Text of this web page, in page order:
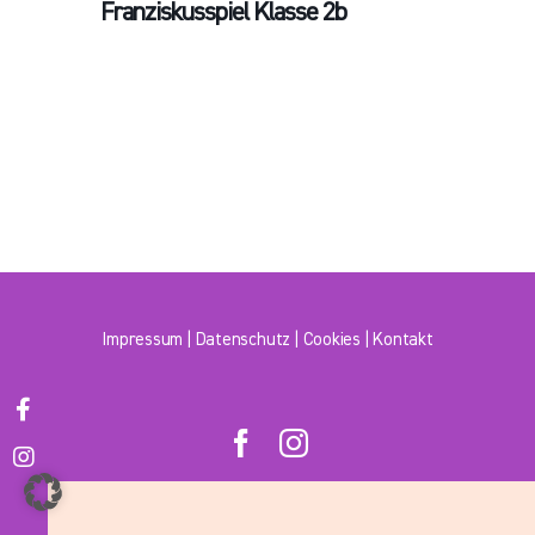
Franziskusspiel Klasse 2b
Impressum Datenschutz Cookies Kontakt